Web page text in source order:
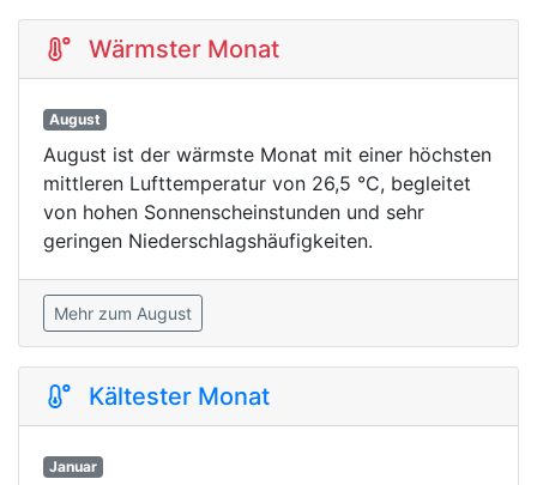
Wärmster Monat
August
August ist der wärmste Monat mit einer höchsten
mittleren Lufttemperatur von 26,5 °C, begleitet
von hohen Sonnenscheinstunden und sehr
geringen Niederschlagshäufigkeiten.
Mehr zum August
Kältester Monat
Januar